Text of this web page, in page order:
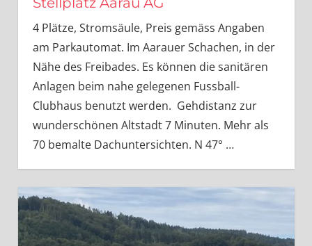
4 Plätze, Stromsäule, Preis gemäss Angaben
am Parkautomat. Im Aarauer Schachen, in der
Nähe des Freibades. Es können die sanitären
Anlagen beim nahe gelegenen Fussball-
Clubhaus benutzt werden. Gehdistanz zur
wunderschönen Altstadt 7 Minuten. Mehr als
70 bemalte Dachuntersichten. N 47° …